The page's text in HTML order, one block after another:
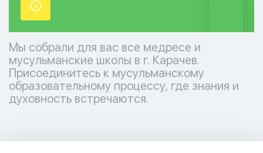
точки.
Мы собрали для вас все медресе и
мусульманские школы в г. Карачев.
Присоединитесь к мусульманскому
образовательному процессу, где знания и
духовность встречаются.